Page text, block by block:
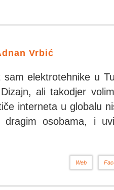
Vrbić
sam elektrotehnike u
ali takodjer
interneta u globalu
dragim osobama, i
Web